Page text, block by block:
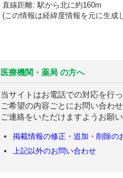
直線距離: 駅から北に約160m
(この情報は経緯度情報を元に生成
医療機関・薬局 の方へ
当サイトはお電話での対応を行っ
ご希望の内容ごとにお問い合わ
ご連絡をいただけますようお願い
掲載情報の修正・追加・削除の
上記以外のお問い合わせ